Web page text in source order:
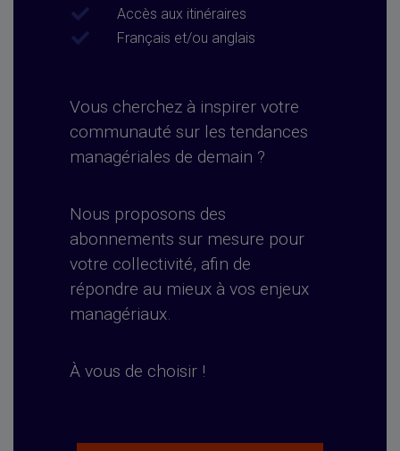
Accès aux itinéraires
Français et/ou anglais
Vous cherchez à inspirer votre
communauté sur les tendances
managériales de demain ?
Nous proposons des
abonnements sur mesure pour
votre collectivité, afin de
répondre au mieux à vos enjeux
managériaux.
À vous de choisir !